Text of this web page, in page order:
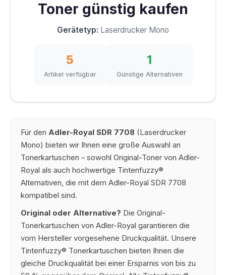
Toner günstig kaufen
Gerätetyp: Laserdrucker Mono
5
Artikel verfügbar
1
Günstige Alternativen
Für den Adler-Royal SDR 7708 (Laserdrucker
Mono) bieten wir Ihnen eine große Auswahl an
Tonerkartuschen – sowohl Original-Toner von Adler-
Royal als auch hochwertige Tintenfuzzy®
Alternativen, die mit dem Adler-Royal SDR 7708
kompatibel sind.
Original oder Alternative? Die Original-
Tonerkartuschen von Adler-Royal garantieren die
vom Hersteller vorgesehene Druckqualität. Unsere
Tintenfuzzy® Tonerkartuschen bieten Ihnen die
gleiche Druckqualität bei einer Ersparnis von bis zu